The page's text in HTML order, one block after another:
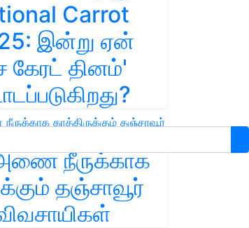
Carrot
இன்று ஏன்
கேரட் தினம்'
அணை நீருக்காக
தஞ்சாவூர்